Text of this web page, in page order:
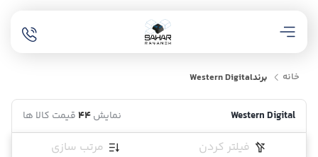
خانه برندWestern Digital
Western Digital نمایش44قیمت کالا ها
فیلتر کردن مرتب سازی